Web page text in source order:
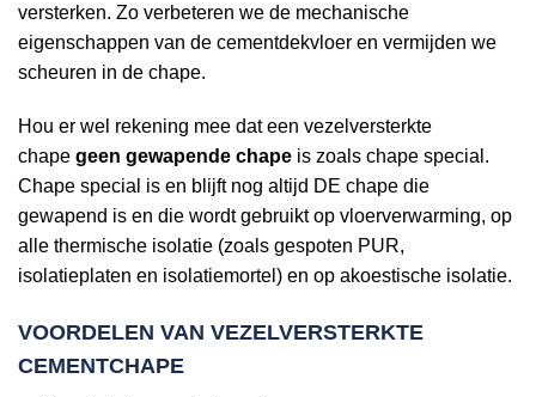
versterken. Zo verbeteren we de mechanische
eigenschappen van de cementdekvloer en vermijden we
scheuren in de chape.
Hou er wel rekening mee dat een vezelversterkte
chape geen gewapende chape is zoals chape special.
Chape special is en blijft nog altijd DE chape die
gewapend is en die wordt gebruikt op vloerverwarming, op
alle thermische isolatie (zoals gespoten PUR,
isolatieplaten en isolatiemortel) en op akoestische isolatie.
VOORDELEN VAN VEZELVERSTERKTE
CEMENTCHAPE